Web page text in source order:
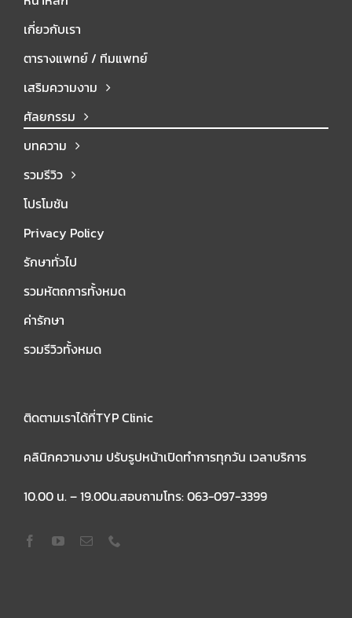
เกี่ยวกับเรา
ตารางแพทย์ / ทีมแพทย์
เสริมความงาม
ศัลยกรรม
บทความ
รวมรีวิว
โปรโมชัน
Privacy Policy
รักษาทั่วไป
รวมหัตถการทั้งหมด
ค่ารักษา
รวมรีวิวทั้งหมด
ติดตามเราได้ที่TYP Clinic
คลินิกความงาม ปรับรูปหน้าเปิดทำการทุกวัน เวลาบริการ
10.00 น. – 19.00น.สอบถามโทร: 063-097-3399